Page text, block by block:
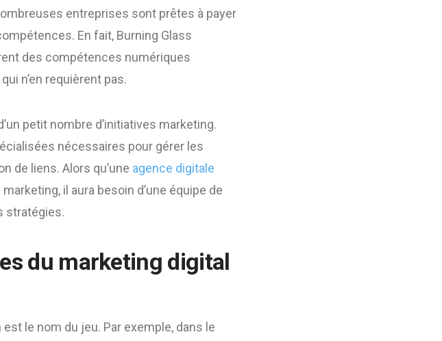
entreprises sont prêtes à payer
En fait, Burning Glass
des compétences numériques
n’en requièrent pas.
petit nombre d’initiatives marketing.
nécessaires pour gérer les
de liens. Alors qu’une agence digitale
il aura besoin d’une équipe de
stratégies.
du marketing digital
le nom du jeu. Par exemple, dans le